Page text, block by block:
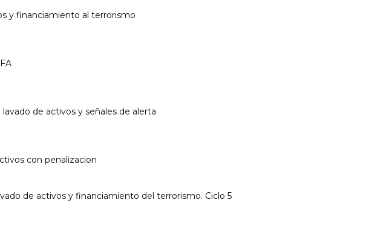
y financiamiento al terrorismo
de activos y señales de alerta
con penalizacion
de activos y financiamiento del terrorismo. Ciclo 5